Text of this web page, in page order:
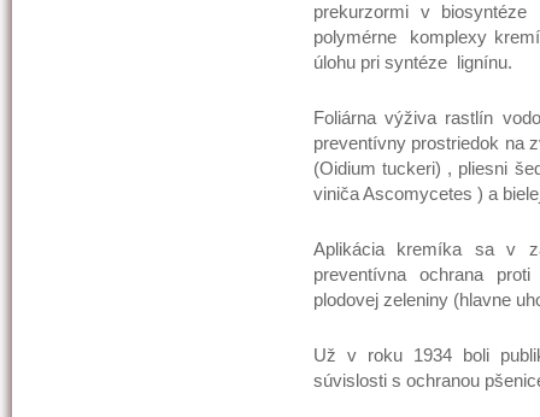
prekurzormi v
polymérne komplexy
úlohu pri syntéze lignínu.
Foliárna výživa rastlín
preventívny prostriedok na
(Oidium tuckeri) , pliesni
viniča Ascomycetes ) a
Aplikácia kremíka sa v
preventívna ochrana
plodovej zeleniny (hlavne
Už v roku 1934 boli
súvislosti s ochranou